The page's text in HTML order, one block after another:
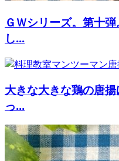
ＧＷシリーズ。第十
し...
大きな大きな鶏の唐
っ...